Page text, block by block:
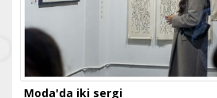
Moda'da iki sergi